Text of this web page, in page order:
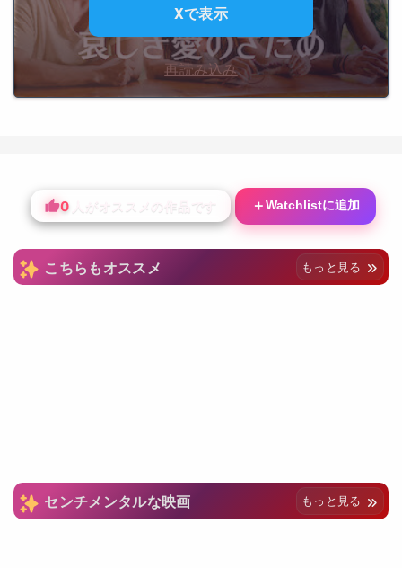
Xで表示
再読み込み
0 人がオススメの作品です ＋Watchlistに追加
こちらもオススメ もっと見る
センチメンタルな映画 もっと見る